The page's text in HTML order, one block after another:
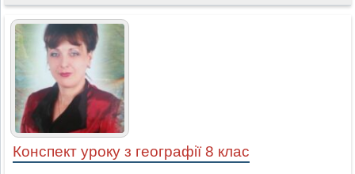
Конспект уроку з географії 8 клас